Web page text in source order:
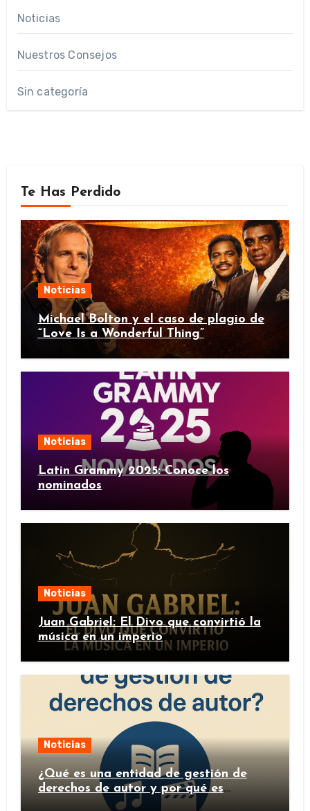
Noticias
Nuestros Consejos
Sin categoría
Te Has Perdido
Noticias
Michael Bolton y el caso de plagio de
“Love Is a Wonderful Thing”
Noticias
Latin Grammy 2025: Conoce los
nominados
Noticias
Juan Gabriel: El Divo que convirtió la
música en un imperio
Noticias
¿Qué es una entidad de gestión de
derechos de autor y por qué es
importante?